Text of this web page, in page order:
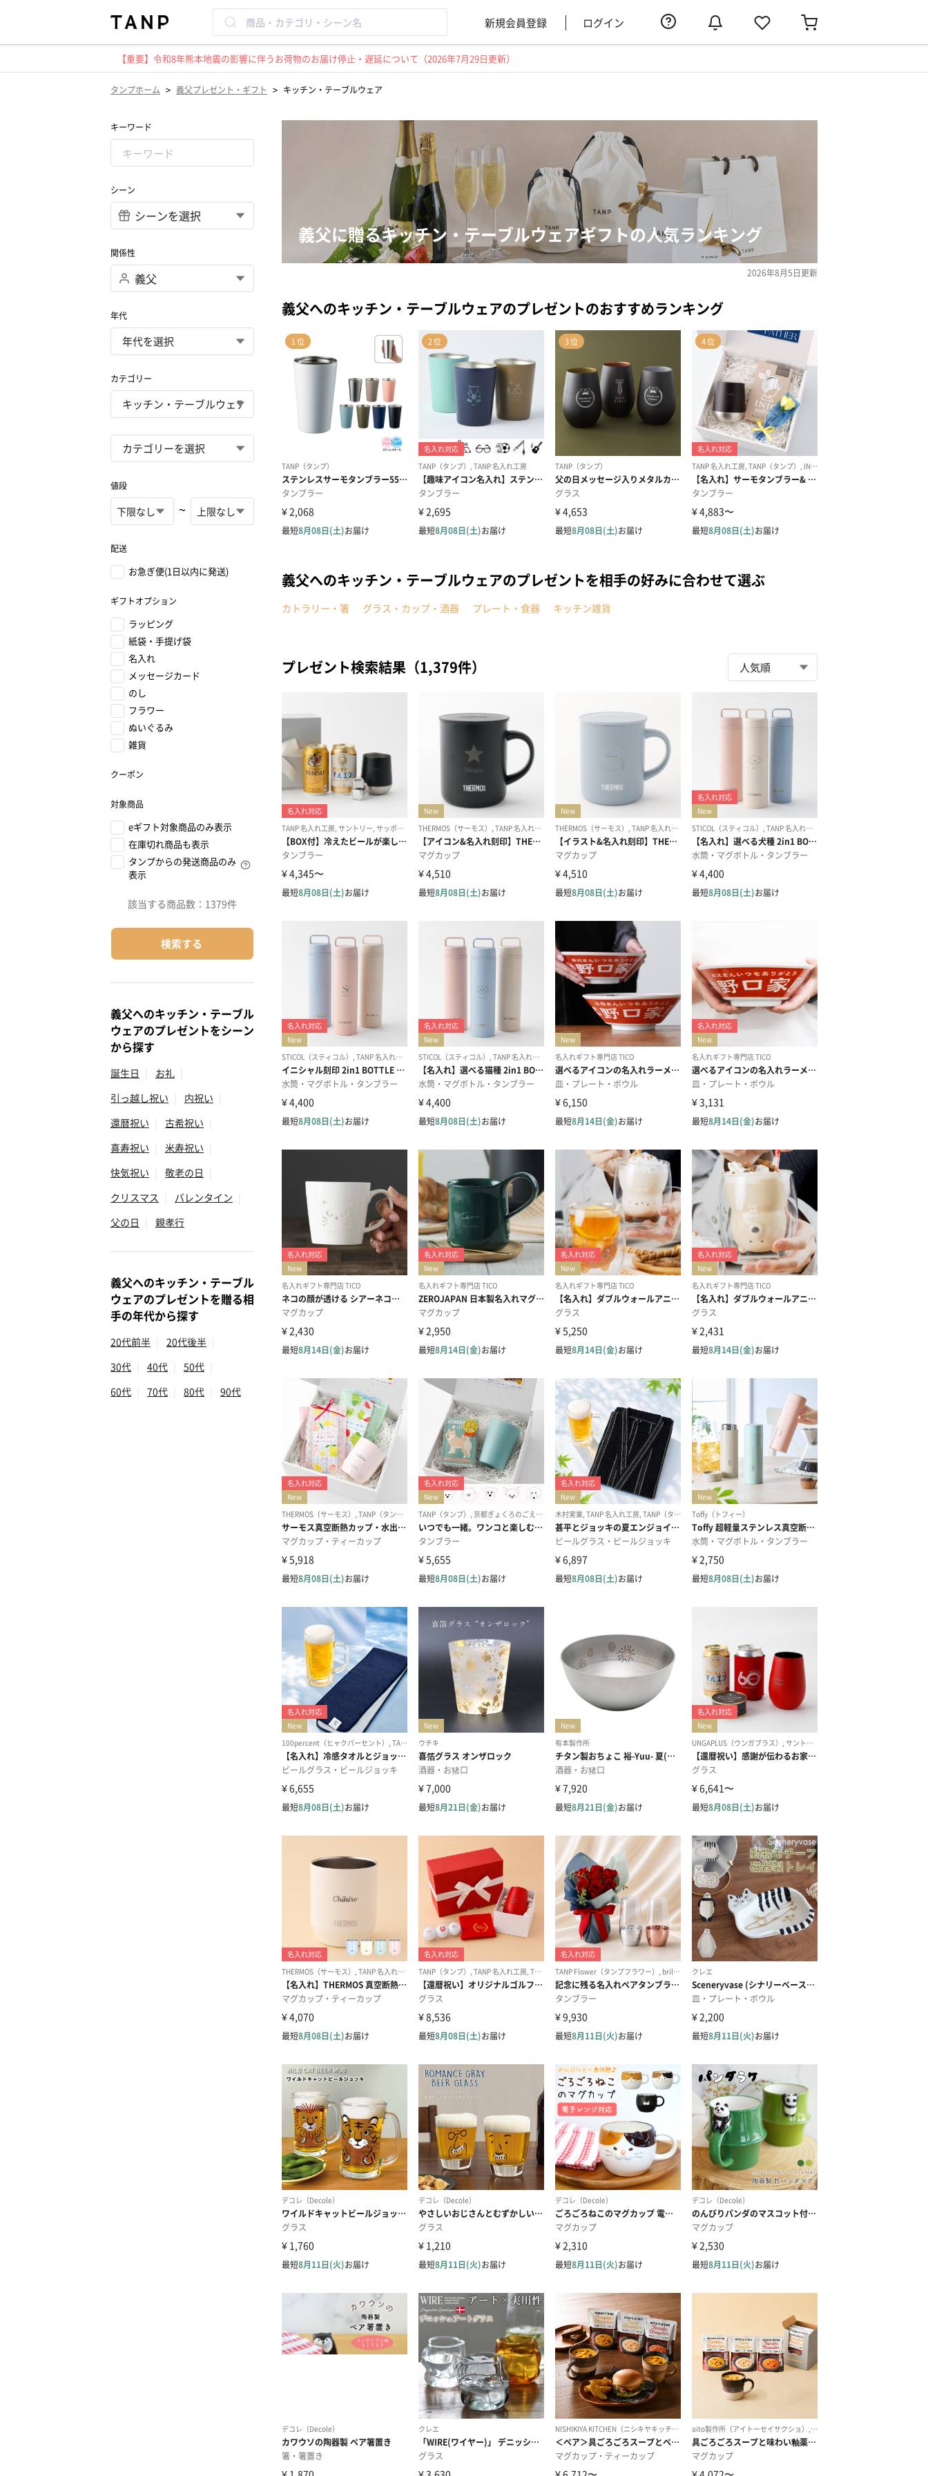
新規会員登録 ログイン
【重要】令和8年熊本地震の影響に伴うお荷物のお届け停止・遅延について（2026年7月29日更新）
タンプホーム > 義父プレゼント・ギフト > キッチン・テーブルウェア
キーワード
シーン
関係性
年代
カテゴリー
値段
~
配送
お急ぎ便(1日以内に発送)
ギフトオプション
ラッピング
紙袋・手提げ袋
名入れ
メッセージカード
のし
フラワー
ぬいぐるみ
雑貨
クーポン
対象商品
eギフト対象商品のみ表示
在庫切れ商品も表示
タンプからの発送商品のみ
表示
該当する商品数： 1379件
検索する
義父へのキッチン・テーブル
ウェアのプレゼントをシーン
から探す
誕生日 お礼
引っ越し祝い
内祝い
還暦祝い
古希祝い
喜寿祝い
米寿祝い
快気祝い
敬老の日
クリスマス
バレンタイン
父の日
親孝行
義父へのキッチン・テーブル
ウェアのプレゼントを贈る相
手の年代から探す
20代前半 20代後半
30代
40代 50代
60代
70代 80代 90代
義父に贈るキッチン・テーブルウェアギフトの人気ランキング
2026年8月5日更新
義父へのキッチン・テーブルウェアのプレゼントのおすすめランキング
義父へのキッチン・テーブルウェアのプレゼントを相手の好みに合わせて選ぶ
カトラリー・箸 グラス・カップ・酒器 プレート・食器 キッチン雑貨
プレゼント検索結果（1,379件）